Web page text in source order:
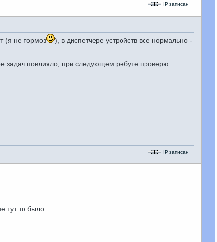
IP записан
(я не тормоз
), в диспетчере устройств все нормально -
задач повлияло, при следующем ребуте проверю...
IP записан
тут то было...